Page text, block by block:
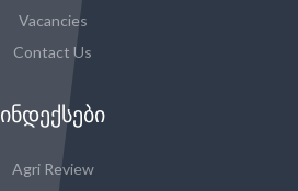
Vacancies
Contact Us
ᲘᲜᲓᲔᲥᲡᲔᲑᲘ
Agri Review